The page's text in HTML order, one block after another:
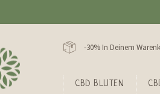
-30% In Deinem
CBD BLUTEN